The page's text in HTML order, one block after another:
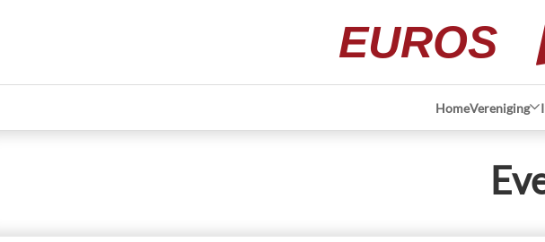
EUROS
HomeVereniging